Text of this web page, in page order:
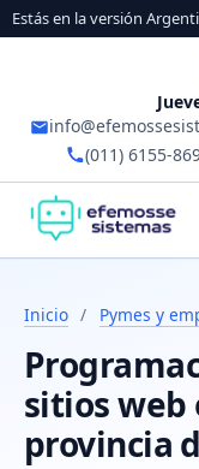
Estás en la versión
(011) 6155-
Inicio / Pymes y
sitios web
provincia